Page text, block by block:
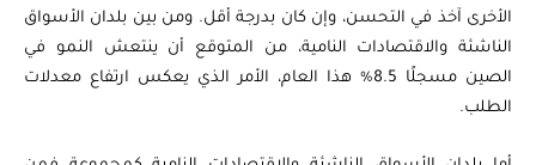
الأخرى آخذ في التحسن، وإن كان بدرجة أقل. ومن بين بلدان الأسواق
الناشئة والاقتصادات النامية، من المتوقع أن ينتعش النمو في
الصين مسجلًا 8.5% هذا العام، الأمر الذي يعكس ارتفاع معدلات
الطلب.